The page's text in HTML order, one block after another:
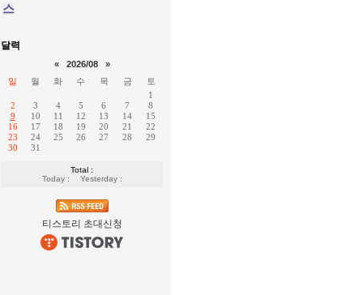
스
달력
« 2026/08
»
일
월 화 수 목 금
토
1
2
3 4 5 6 7
8
9
10 11 12 13 14
15
16
17 18 19 20 21
22
23
24 25 26 27 28
29
30
31
Total :
Today :
Yesterday :
티스토리 초대신청